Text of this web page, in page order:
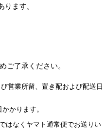
ます。
ご了承ください。
営業所留、置き配および配送日
かります。
はなくヤマト通常便でお送りい